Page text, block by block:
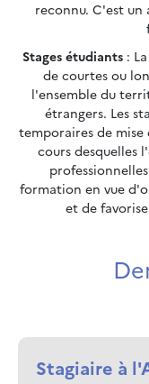
reconnu. C'est un
Stages étudiants :
de courtes ou
l'ensemble du
étrangers. Les
temporaires de
cours desquelles
formation en vue
et de
Stagiaire à